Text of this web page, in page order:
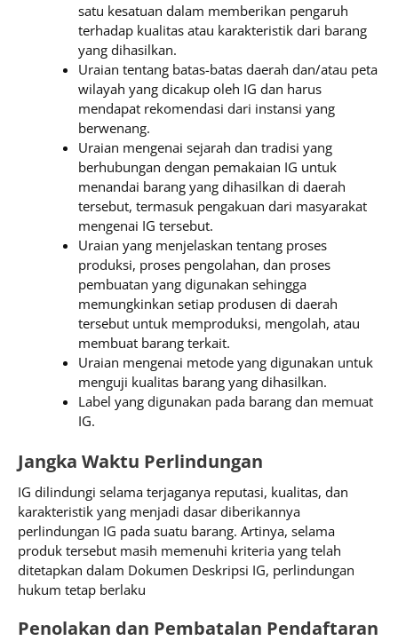
satu kesatuan dalam memberikan pengaruh
terhadap kualitas atau karakteristik dari barang
yang dihasilkan.
Uraian tentang batas-batas daerah dan/atau peta
wilayah yang dicakup oleh IG dan harus
mendapat rekomendasi dari instansi yang
berwenang.
Uraian mengenai sejarah dan tradisi yang
berhubungan dengan pemakaian IG untuk
menandai barang yang dihasilkan di daerah
tersebut, termasuk pengakuan dari masyarakat
mengenai IG tersebut.
Uraian yang menjelaskan tentang proses
produksi, proses pengolahan, dan proses
pembuatan yang digunakan sehingga
memungkinkan setiap produsen di daerah
tersebut untuk memproduksi, mengolah, atau
membuat barang terkait.
Uraian mengenai metode yang digunakan untuk
menguji kualitas barang yang dihasilkan.
Label yang digunakan pada barang dan memuat
IG.
Jangka Waktu Perlindungan
IG dilindungi selama terjaganya reputasi, kualitas, dan
karakteristik yang menjadi dasar diberikannya
perlindungan IG pada suatu barang. Artinya, selama
produk tersebut masih memenuhi kriteria yang telah
ditetapkan dalam Dokumen Deskripsi IG, perlindungan
hukum tetap berlaku
Penolakan dan Pembatalan Pendaftaran